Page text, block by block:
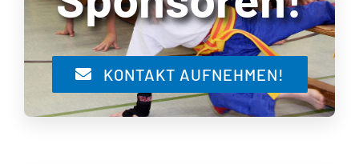
KONTAKT AUFNEHMEN!